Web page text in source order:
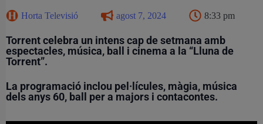
Horta Televisió agost 7, 2024 8:33 pm
Torrent celebra un intens cap de setmana amb
espectacles, música, ball i cinema a la “Lluna de
Torrent”.
La programació inclou pel·lícules, màgia, música
dels anys 60, ball per a majors i contacontes.